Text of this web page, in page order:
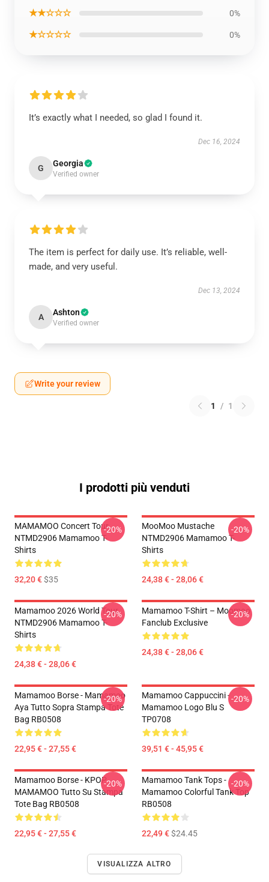
★★☆☆☆ 0%
★☆☆☆☆ 0%
It’s exactly what I needed, so glad I found it.
Dec 16, 2024
G Georgia
Verified owner
The item is perfect for daily use. It’s reliable, well-
made, and very useful.
Dec 13, 2024
A Ashton
Verified owner
Write your review
1 / 1
I prodotti più venduti
MAMAMOO Concert Tour
NTMD2906 Mamamoo T-
Shirts
32,20 €$35
-20%
MooMoo Mustache
NTMD2906 Mamamoo T-
Shirts
24,38 € - 28,06 €
-20%
Mamamoo 2026 World Tour
NTMD2906 Mamamoo T-
Shirts
24,38 € - 28,06 €
-20%
Mamamoo T-Shirt – Moomoo
Fanclub Exclusive
24,38 € - 28,06 €
-20%
Mamamoo Borse - Mamamoo
Aya Tutto Sopra Stampa Tote
Bag RB0508
22,95 € - 27,55 €
-20%
Mamamoo Cappuccini -
Mamamoo Logo Blu S
TP0708
39,51 € - 45,95 €
-20%
Mamamoo Borse - KPOP
MAMAMOO Tutto Su Stampa
Tote Bag RB0508
22,95 € - 27,55 €
-20%
Mamamoo Tank Tops -
Mamamoo Colorful Tank Top
RB0508
22,49 €$24.45
-20%
VISUALIZZA ALTRO